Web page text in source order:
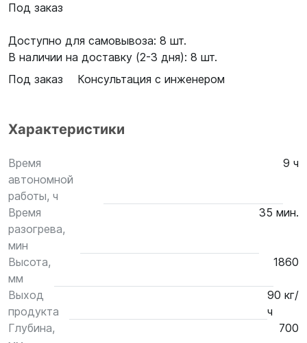
Под заказ
Доступно для самовывоза: 8 шт.
В наличии на доставку (2-3 дня): 8 шт.
Под заказ
Консультация с инженером
Характеристики
Время
автономной
работы, ч
9 ч
Время
разогрева,
мин
35 мин.
Высота,
мм
1860
Выход
продукта
90 кг/
ч
Глубина,
700